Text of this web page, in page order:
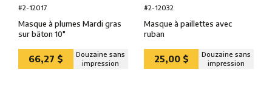
#2-12017
Masque à plumes Mardi gras
sur bâton 10″
66,27 $
Douzaine sans
impression
#2-12032
Masque à paillettes avec
ruban
25,00 $
Douzaine sans
impression